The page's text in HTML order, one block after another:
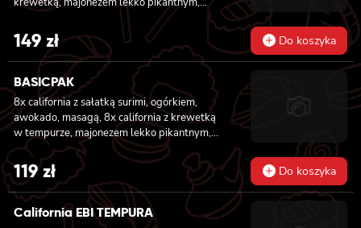
ogórkiem i sałatą, 6x futomaki z tatarem z
łososia lekko pikantnym, ogórkiem, awokado,
kanpyo, sałatą, masago, szczepiorek, sezam,
8x hosomaki z łososiem, 8x california z
krewetką w tempurze, majonezem lekko
pikantnym, ogórkiem, sezamem i masago, 8x
california z łososiem, ogórkiem, serkiem
philadelphia, awokado i masago
149 zł Do koszyka
BASICPAK
8x california z sałatką surimi, ogórkiem,
awokado, masagą, 8x california z krewetką
w tempurze, majonezem lekko pikantnym,
ogórkiem, sezamem i masago, 6x futomaki z
tuńczykiem, majonezem lekko pikantnym,
awokado, ogórkiem i sałatą, 6x futomaki z
pieczonym łososiem, ogórkiem, majonezem
lekko pikantnym, masago i sałatą, 6x
futomaki z krewetką w tempurze, ogórkiem,
119zł Do koszyka
California EBI TEMPURA